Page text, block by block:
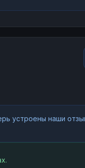
устроены наши